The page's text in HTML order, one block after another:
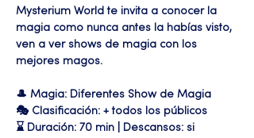
Mysterium World te invita a conocer la
magia como nunca antes la habías visto,
ven a ver shows de magia con los
mejores magos.
🎩 Magia: Diferentes Show de Magia
🎭 Clasificación: + todos los públicos
⌛ Duración: 70 min | Descansos: si